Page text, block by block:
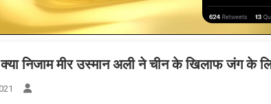
निजाम मीर उस्मान अली ने चीन के खिलाफ जंग के